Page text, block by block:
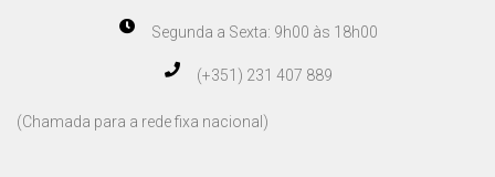
Segunda a Sexta: 9h00 às 18h00
(+351) 231 407 889
(Chamada para a rede fixa nacional)